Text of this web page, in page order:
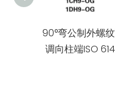
90°弯公制外螺
调向柱端ISO